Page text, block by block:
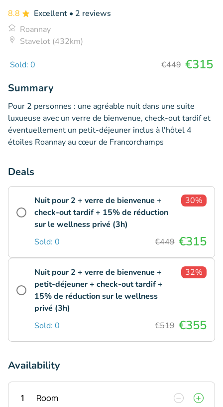
8.8 Excellent • 2 reviews
Roannay
Stavelot (432km)
Sold: 0 €449 €315
Summary
Pour 2 personnes : une agréable nuit dans une suite
luxueuse avec un verre de bienvenue, check-out tardif et
éventuellement un petit-déjeuner inclus à l'hôtel 4
étoiles Roannay au cœur de Francorchamps
Deals
Nuit pour 2 + verre de bienvenue +
check-out tardif + 15% de réduction
sur le wellness privé (3h)
30%
Sold: 0 €449 €315
Nuit pour 2 + verre de bienvenue +
petit-déjeuner + check-out tardif +
15% de réduction sur le wellness
privé (3h)
32%
Sold: 0 €519 €355
Availability
1 Room